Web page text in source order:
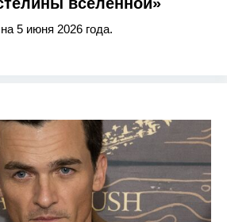
5 июня 2026 года.